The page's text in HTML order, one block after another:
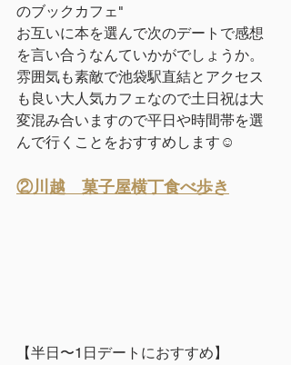
のブックカフェ"
お互いに本を選んで次のデートで感想
を言い合うなんていかがでしょうか。
雰囲気も素敵で池袋駅直結とアクセス
も良い大人気カフェなので土日祝は大
変混み合いますので平日や時間帯を選
んで行くことをおすすめします☺︎
②川越　菓子屋横丁食べ歩き
【半日〜1日デートにおすすめ】